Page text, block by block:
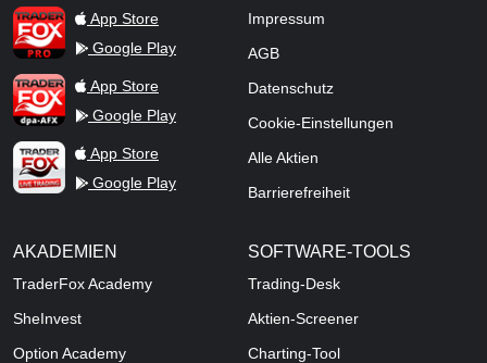
TraderFox ProApp Store
Google Play
TraderFox dpa-AFX ProFeed
App Store
Google Play
TraderFox Live Trading
App Store
Google Play
Impressum
AGB
Datenschutz
Cookie-Einstellungen
Alle Aktien
Barrierefreiheit
AKADEMIEN
TraderFox Academy
SheInvest
Option Academy
SOFTWARE-TOOLS
Trading-Desk
Aktien-Screener
Charting-Tool